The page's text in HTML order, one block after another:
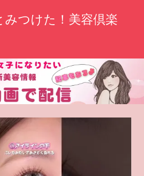
みつけた！美容倶楽